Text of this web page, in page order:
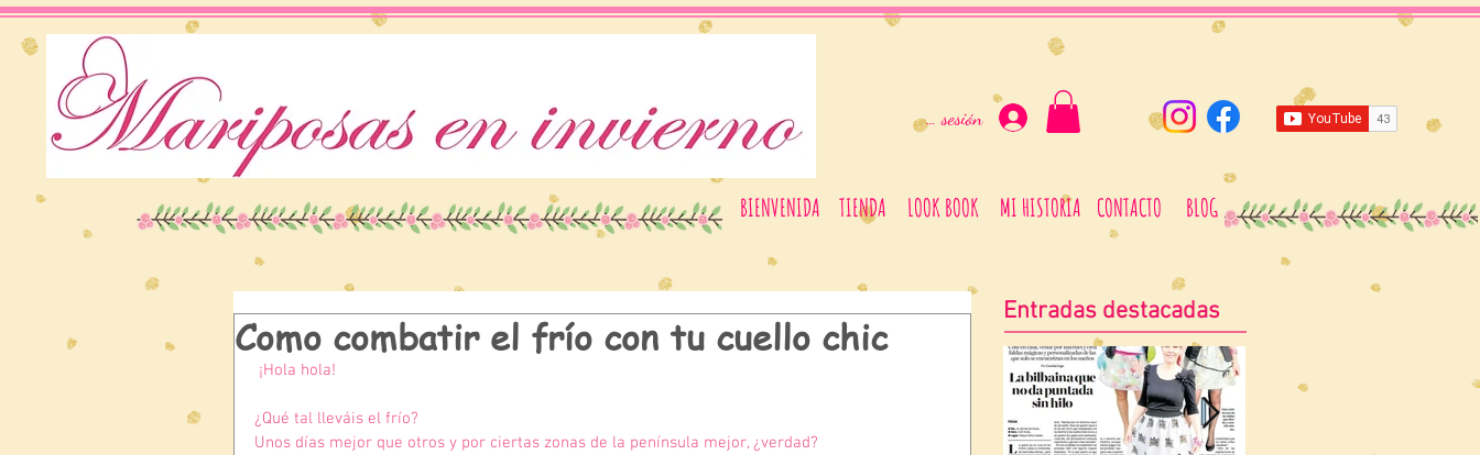
Iniciar sesión
Como combatir el frío con tu cuello chic
¡Hola hola!
¿Qué tal lleváis el frío?
Unos días mejor que otros y por ciertas zonas de la península mejor, ¿verdad?
Entradas destacadas
BLOG
CONTACTO
MI HISTORIA
LOOK BOOK
TIENDA
BIENVENIDA